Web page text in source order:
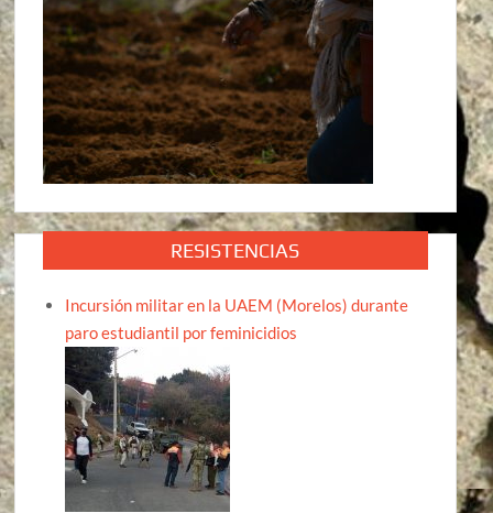
RESISTENCIAS
Incursión militar en la UAEM (Morelos) durante
paro estudiantil por feminicidios